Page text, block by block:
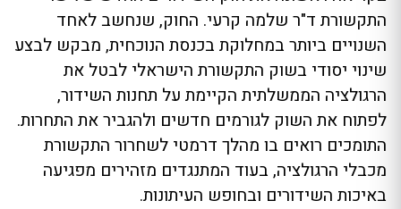
התקשורת ד"ר שלמה קרעי. החוק, שנחשב לאחד
השנויים ביותר במחלוקת בכנסת הנוכחית, מבקש לבצע
שינוי יסודי בשוק התקשורת הישראלי לבטל את
הרגולציה הממשלתית הקיימת על תחנות השידור,
לפתוח את השוק לגורמים חדשים ולהגביר את התחרות.
התומכים רואים בו מהלך דרמטי לשחרור התקשורת
מכבלי הרגולציה, בעוד המתנגדים מזהירים מפגיעה
באיכות השידורים ובחופש העיתונות.